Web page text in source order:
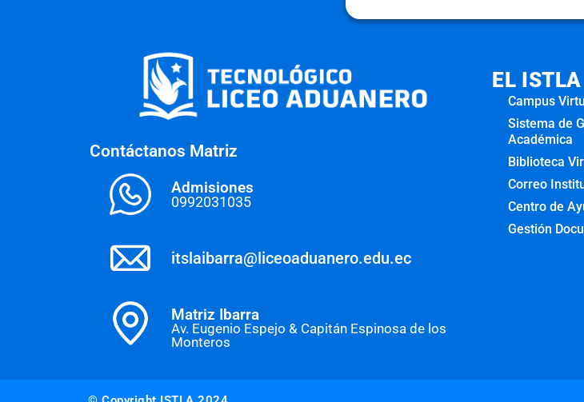
Contáctanos Matriz
Admisiones
0992031035
itslaibarra@liceoaduanero.edu.ec
Matriz Ibarra
Av. Eugenio Espejo & Capitán Espinosa de los
Monteros
EL ISTLA
Campus
Sistema de
Académica
Biblioteca
Correo
Centro de
Gestión